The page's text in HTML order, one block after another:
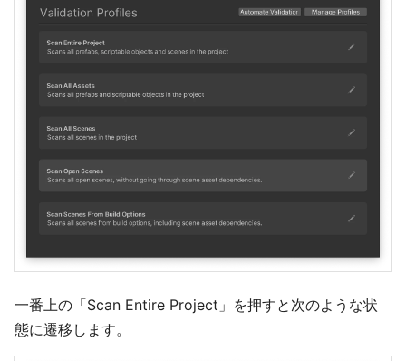
一番上の「Scan Entire Project」を押すと次のような状
態に遷移します。